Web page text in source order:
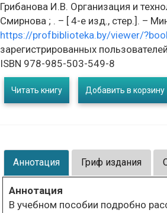
Грибанова И.В. Организация и
Смирнова ; . – [ 4-е изд., стер.]. –
https://profbiblioteka.by/viewer/
зарегистрированных
ISBN 978-985-503-549-8
Читать книгу Добавить в корзину
Аннотация Гриф издания
Аннотация
В учебном пособии подробно